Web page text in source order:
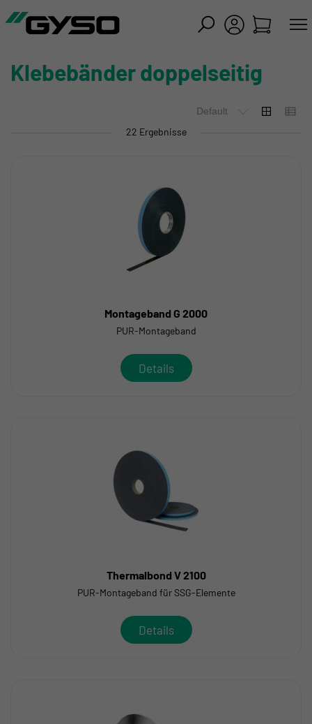
Klebebänder doppelseitig
22 Ergebnisse
Montageband G 2000
PUR-Montageband
Details
Thermalbond V 2100
PUR-Montageband für SSG-Elemente
Details